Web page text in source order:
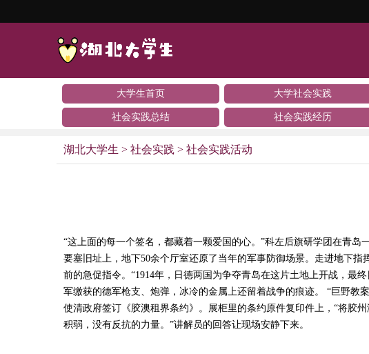
大学生首页 大学社会实践
社会实践总结 社会实践经历
湖北大学生 > 社会实践 > 社会实践活动
“这上面的每一个签名，都藏着一颗爱国的心。”科左后旗研学团在青
要塞旧址上，地下50余个厅室还原了当年的军事防御场景。走进地下
前的急促指令。“1914年，日德两国为争夺青岛在这片土地上开战，
军缴获的德军枪支、炮弹，冰冷的金属上还留着战争的痕迹。 “巨野教
使清政府签订《胶澳租界条约》。展柜里的条约原件复印件上，“将胶
积弱，没有反抗的力量。”讲解员的回答让现场安静下来。